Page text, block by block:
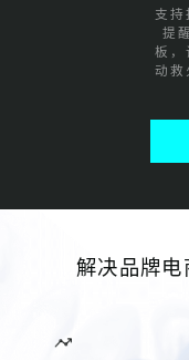
支
提
板
动
解决品牌